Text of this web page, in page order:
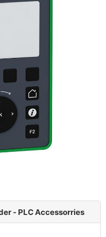
- PLC Accessorries